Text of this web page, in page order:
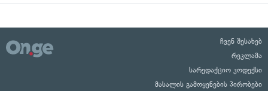
ჩვენ შესახებ
რეკლამა
სარედაქციო კოდექსი
მასალის გამოყენების პირობები